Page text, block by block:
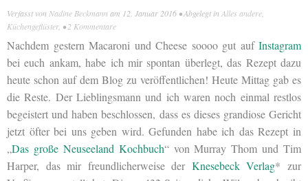
Verfasst von Nadine Beckmann am 12. Januar 2016 • Abgelegt in Alles andere
Küchengeflüster, •2 Kommentare
Nachdem gestern Macaroni und Cheese soooo gut auf Instagram
bei euch ankam, habe ich mir spontan überlegt, das Rezept dazu
heute schon auf dem Blog zu veröffentlichen! Heute Mittag gab es
die Reste. Der Lieblingsmann und ich waren noch einmal restlos
begeistert und haben beschlossen, dass es dieses grandiose Gericht
jetzt öfter bei uns geben wird. Gefunden habe ich das Rezept in
„Das große Neuseeland Kochbuch“ von Murray Thom und Tim
Harper, das mir freundlicherweise der Knesebeck Verlag* zur